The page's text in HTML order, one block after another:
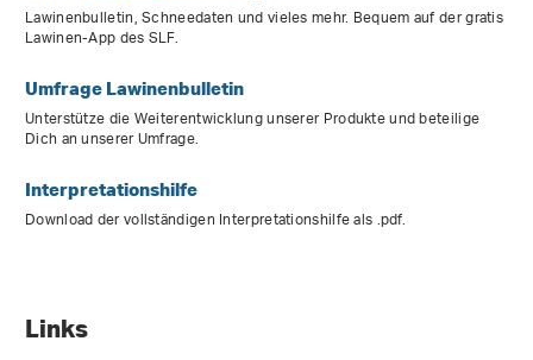
Lawinenbulletin, Schneedaten und vieles mehr. Bequem auf der gratis
Lawinen-App des SLF.
Umfrage Lawinenbulletin
Unterstütze die Weiterentwicklung unserer Produkte und beteilige
Dich an unserer Umfrage.
Interpretationshilfe
Download der vollständigen Interpretationshilfe als .pdf.
Links